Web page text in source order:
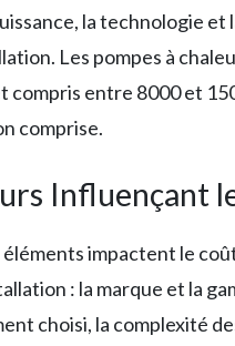
la technologie et
Les pompes à
compris entre 8000 et
comprise.
Influençant
éléments impactent le
: la marque et la
choisi, la complexité